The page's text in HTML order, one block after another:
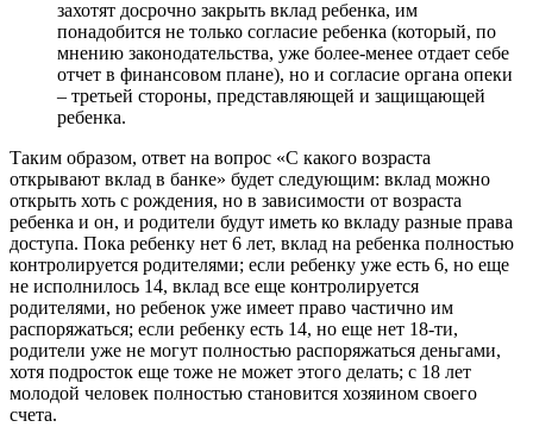
захотят досрочно закрыть вклад ребенка, им
понадобится не только согласие ребенка (который, по
мнению законодательства, уже более-менее отдает себе
отчет в финансовом плане), но и согласие органа опеки
– третьей стороны, представляющей и защищающей
ребенка.
Таким образом, ответ на вопрос «С какого возраста
открывают вклад в банке» будет следующим: вклад можно
открыть хоть с рождения, но в зависимости от возраста
ребенка и он, и родители будут иметь ко вкладу разные права
доступа. Пока ребенку нет 6 лет, вклад на ребенка полностью
контролируется родителями; если ребенку уже есть 6, но еще
не исполнилось 14, вклад все еще контролируется
родителями, но ребенок уже имеет право частично им
распоряжаться; если ребенку есть 14, но еще нет 18-ти,
родители уже не могут полностью распоряжаться деньгами,
хотя подросток еще тоже не может этого делать; с 18 лет
молодой человек полностью становится хозяином своего
счета.